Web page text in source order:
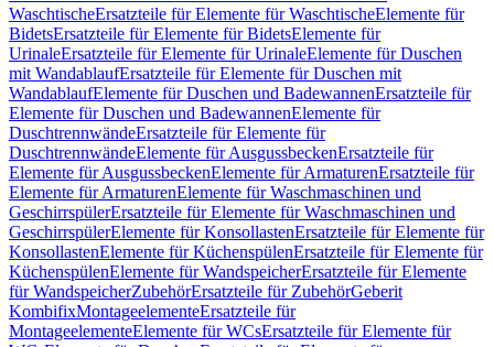
WaschtischeErsatzteile für Elemente für WaschtischeElemente für
BidetsErsatzteile für Elemente für BidetsElemente für
UrinaleErsatzteile für Elemente für UrinaleElemente für Duschen
mit WandablaufErsatzteile für Elemente für Duschen mit
WandablaufElemente für Duschen und BadewannenErsatzteile für
Elemente für Duschen und BadewannenElemente für
DuschtrennwändeErsatzteile für Elemente für
DuschtrennwändeElemente für AusgussbeckenErsatzteile für
Elemente für AusgussbeckenElemente für ArmaturenErsatzteile für
Elemente für ArmaturenElemente für Waschmaschinen und
GeschirrspülerErsatzteile für Elemente für Waschmaschinen und
GeschirrspülerElemente für KonsollastenErsatzteile für Elemente für
KonsollastenElemente für KüchenspülenErsatzteile für Elemente für
KüchenspülenElemente für WandspeicherErsatzteile für Elemente
für WandspeicherZubehörErsatzteile für ZubehörGeberit
KombifixMontageelementeErsatzteile für
MontageelementeElemente für WCsErsatzteile für Elemente für